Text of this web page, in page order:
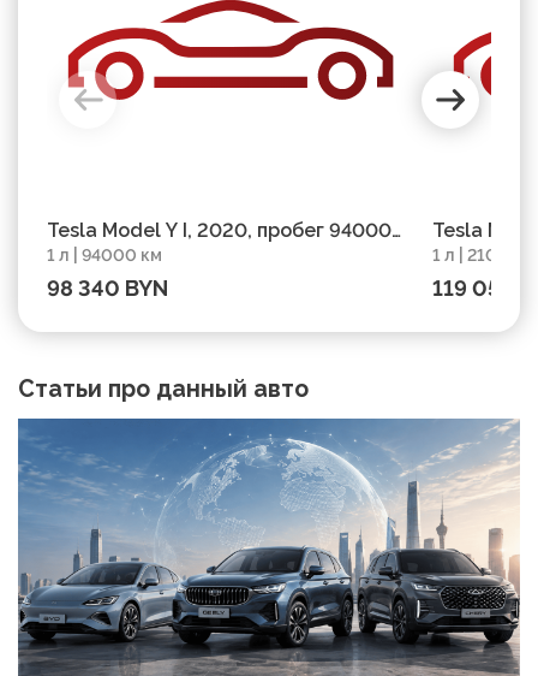
Tesla Model Y I, 2020, пробег 94000
км
1 л | 94000 км
98 340 BYN
Tesla
км
1 л | 21000
119 051
Статьи про данный авто